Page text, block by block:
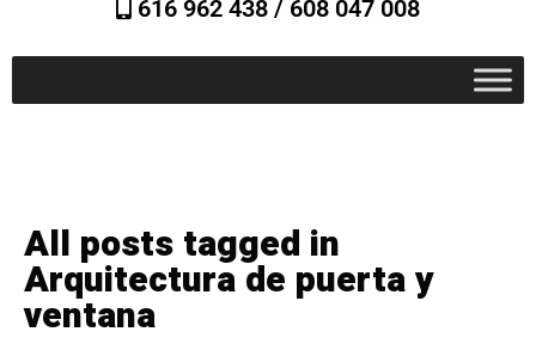
616 962 438 / 608 047 008
All posts tagged in
Arquitectura de puerta y
ventana